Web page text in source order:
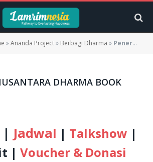
»Ananda Project» Berbagi Dharma » Penerbit Nusantara Dharma Book Festival
DHARMA BOOK
| Jadwal | Talkshow |
| Voucher & Donasi